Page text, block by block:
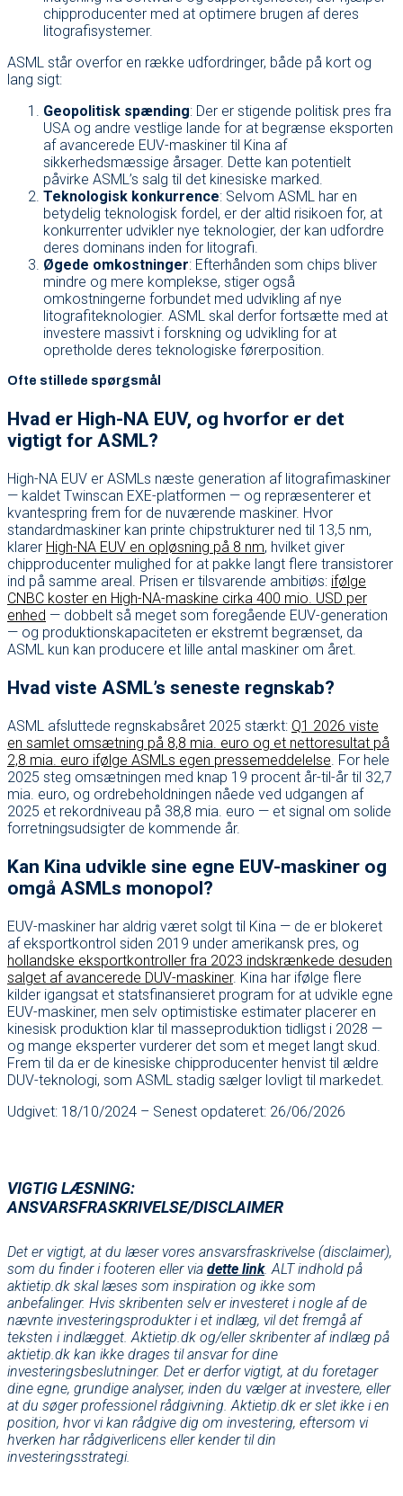
chipproducenter med at optimere brugen af deres
litografisystemer.
ASML står overfor en række udfordringer, både på kort og
lang sigt:
Geopolitisk spænding: Der er stigende politisk pres fra
USA og andre vestlige lande for at begrænse eksporten
af avancerede EUV-maskiner til Kina af
sikkerhedsmæssige årsager. Dette kan potentielt
påvirke ASML’s salg til det kinesiske marked.
Teknologisk konkurrence: Selvom ASML har en
betydelig teknologisk fordel, er der altid risikoen for, at
konkurrenter udvikler nye teknologier, der kan udfordre
deres dominans inden for litografi.
Øgede omkostninger: Efterhånden som chips bliver
mindre og mere komplekse, stiger også
omkostningerne forbundet med udvikling af nye
litografiteknologier. ASML skal derfor fortsætte med at
investere massivt i forskning og udvikling for at
opretholde deres teknologiske førerposition.
Ofte stillede spørgsmål
Hvad er High-NA EUV, og hvorfor er det
vigtigt for ASML?
High-NA EUV er ASMLs næste generation af litografimaskiner
— kaldet Twinscan EXE-platformen — og repræsenterer et
kvantespring frem for de nuværende maskiner. Hvor
standardmaskiner kan printe chipstrukturer ned til 13,5 nm,
klarer High-NA EUV en opløsning på 8 nm, hvilket giver
chipproducenter mulighed for at pakke langt flere transistorer
ind på samme areal. Prisen er tilsvarende ambitiøs: ifølge
CNBC koster en High-NA-maskine cirka 400 mio. USD per
enhed — dobbelt så meget som foregående EUV-generation
— og produktionskapaciteten er ekstremt begrænset, da
ASML kun kan producere et lille antal maskiner om året.
Hvad viste ASML’s seneste regnskab?
ASML afsluttede regnskabsåret 2025 stærkt: Q1 2026 viste
en samlet omsætning på 8,8 mia. euro og et nettoresultat på
2,8 mia. euro ifølge ASMLs egen pressemeddelelse. For hele
2025 steg omsætningen med knap 19 procent år-til-år til 32,7
mia. euro, og ordrebeholdningen nåede ved udgangen af
2025 et rekordniveau på 38,8 mia. euro — et signal om solide
forretningsudsigter de kommende år.
Kan Kina udvikle sine egne EUV-maskiner og
omgå ASMLs monopol?
EUV-maskiner har aldrig været solgt til Kina — de er blokeret
af eksportkontrol siden 2019 under amerikansk pres, og
hollandske eksportkontroller fra 2023 indskrænkede desuden
salget af avancerede DUV-maskiner. Kina har ifølge flere
kilder igangsat et statsfinansieret program for at udvikle egne
EUV-maskiner, men selv optimistiske estimater placerer en
kinesisk produktion klar til masseproduktion tidligst i 2028 —
og mange eksperter vurderer det som et meget langt skud.
Frem til da er de kinesiske chipproducenter henvist til ældre
DUV-teknologi, som ASML stadig sælger lovligt til markedet.
Udgivet: 18/10/2024 – Senest opdateret: 26/06/2026
VIGTIG LÆSNING:
ANSVARSFRASKRIVELSE/DISCLAIMER
Det er vigtigt, at du læser vores ansvarsfraskrivelse (disclaimer),
som du finder i footeren eller via dette link. ALT indhold på
aktietip.dk skal læses som inspiration og ikke som
anbefalinger. Hvis skribenten selv er investeret i nogle af de
nævnte investeringsprodukter i et indlæg, vil det fremgå af
teksten i indlægget. Aktietip.dk og/eller skribenter af indlæg på
aktietip.dk kan ikke drages til ansvar for dine
investeringsbeslutninger. Det er derfor vigtigt, at du foretager
dine egne, grundige analyser, inden du vælger at investere, eller
at du søger professionel rådgivning. Aktietip.dk er slet ikke i en
position, hvor vi kan rådgive dig om investering, eftersom vi
hverken har rådgiverlicens eller kender til din
investeringsstrategi.